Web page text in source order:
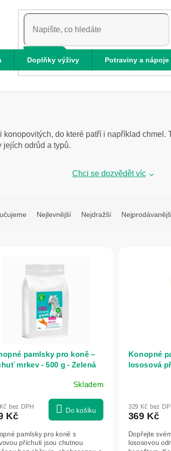
HLEDAT
Doplňky výživy Potraviny a nápoje
do které patří i například
jejích odrůd a typů.
Chci se dozvědět víc
Nejlevnější Nejdražší
pamlsky pro koně –
mrkev - 500 g - Zelená
Skladem
bez DPH
Kč Do košíku
pamlsky pro koně s
příchutí jsou chutnou
Konopné
lososová
329 Kč bez
369 Kč
Dopřejte
lososovou